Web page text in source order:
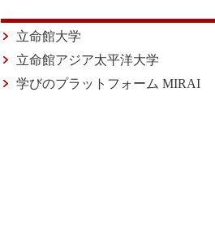
立命館大学
立命館アジア太平洋大学
学びのプラットフォーム MIRAI